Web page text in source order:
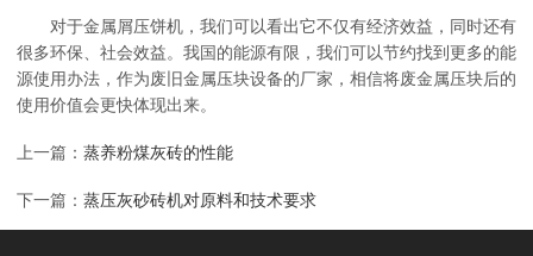
对于金属屑压饼机，我们可以看出它不仅有经济效益，同时还有
很多环保、社会效益。我国的能源有限，我们可以节约找到更多的能
源使用办法，作为废旧金属压块设备的厂家，相信将废金属压块后的
使用价值会更快体现出来。
上一篇： 蒸养粉煤灰砖的性能
下一篇： 蒸压灰砂砖机对原料和技术要求